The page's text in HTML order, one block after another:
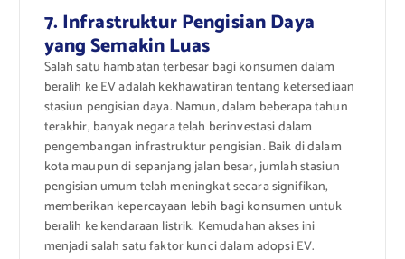
7. Infrastruktur Pengisian Daya
yang Semakin Luas
Salah satu hambatan terbesar bagi konsumen dalam
beralih ke EV adalah kekhawatiran tentang ketersediaan
stasiun pengisian daya. Namun, dalam beberapa tahun
terakhir, banyak negara telah berinvestasi dalam
pengembangan infrastruktur pengisian. Baik di dalam
kota maupun di sepanjang jalan besar, jumlah stasiun
pengisian umum telah meningkat secara signifikan,
memberikan kepercayaan lebih bagi konsumen untuk
beralih ke kendaraan listrik. Kemudahan akses ini
menjadi salah satu faktor kunci dalam adopsi EV.